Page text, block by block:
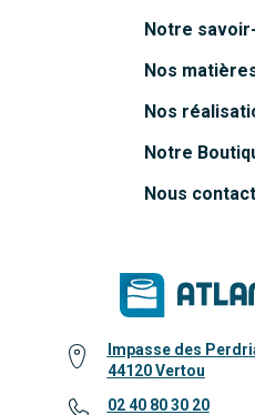
Notre
Nos
Nos
Notre
Nous
Impasse des
44120 Vertou
02 40 80 30 20